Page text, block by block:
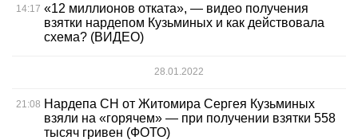
14:17 «12 миллионов отката», — видео получения
взятки нардепом Кузьминых и как действовала
схема? (ВИДЕО)
28.01.2022
21:08 Нардепа СН от Житомира Сергея Кузьминых
взяли на «горячем» — при получении взятки 558
тысяч гривен (ФОТО)